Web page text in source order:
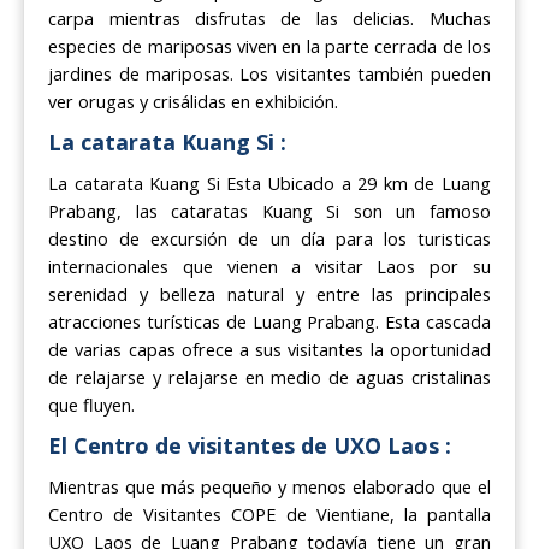
carpa mientras disfrutas de las delicias. Muchas
especies de mariposas viven en la parte cerrada de los
jardines de mariposas. Los visitantes también pueden
ver orugas y crisálidas en exhibición.
La catarata Kuang Si :
La catarata Kuang Si Esta Ubicado a 29 km de Luang
Prabang, las cataratas Kuang Si son un famoso
destino de excursión de un día para los turisticas
internacionales que vienen a visitar Laos por su
serenidad y belleza natural y entre las principales
atracciones turísticas de Luang Prabang. Esta cascada
de varias capas ofrece a sus visitantes la oportunidad
de relajarse y relajarse en medio de aguas cristalinas
que fluyen.
El Centro de visitantes de UXO Laos :
Mientras que más pequeño y menos elaborado que el
Centro de Visitantes COPE de Vientiane, la pantalla
UXO Laos de Luang Prabang todavía tiene un gran